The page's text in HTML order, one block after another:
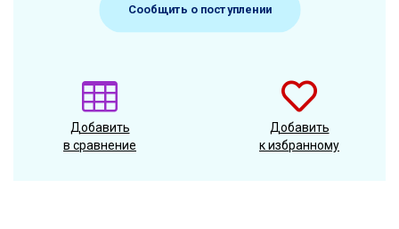
Сообщить о поступлении
Добавить
в сравнение
Добавить
к избранному